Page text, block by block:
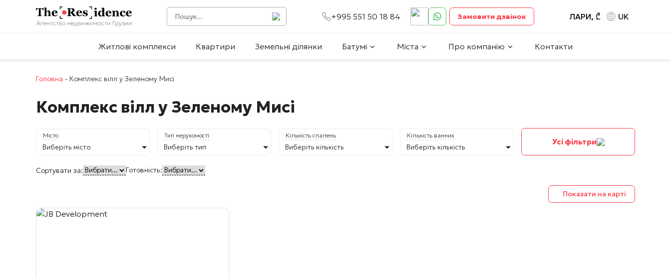
+995 551 50 18 84 Замовити дзвінок ЛАРИ, ₾ UK
Житлові комплекси Квартири Земельні ділянки Батумі Міста Про компанію Контакти
Головна - Комплекс вілл у Зеленому Мисі
Комплекс вілл у Зеленому Мисі
Місто
Виберіть місто
Тип нерухомості
Виберіть тип
Кількість спалень
Виберіть кількість
Кількість ванних
Виберіть кількість
Усі фільтри
Сортувати за: Готовність:
Показати на карті